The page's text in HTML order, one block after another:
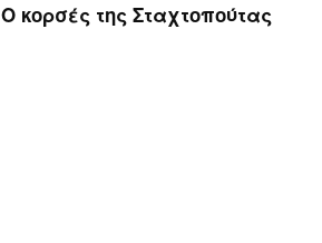
Ο κορσές της Σταχτοπούτας